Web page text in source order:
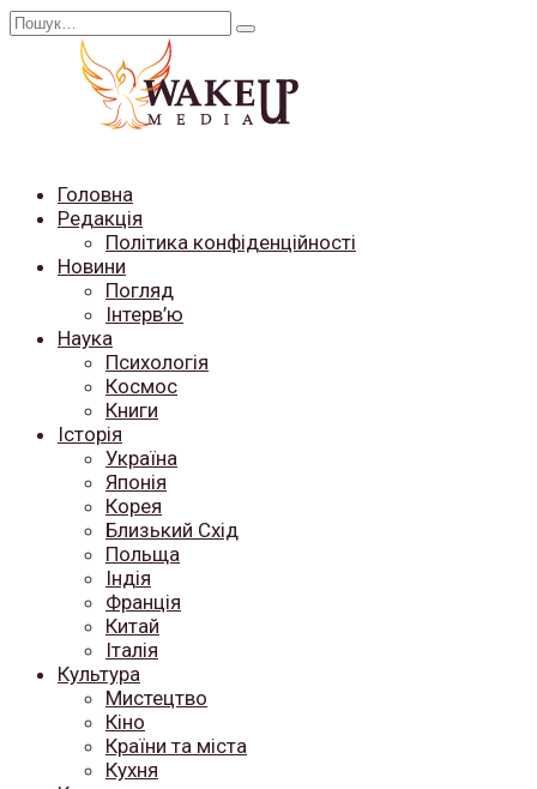
Перейти
Search
Головна
Редакція
Політика конфіденційності
Новини
Погляд
Інтерв’ю
Наука
Психологія
Космос
Книги
Історія
Україна
Японія
Корея
Близький Схід
Польща
Індія
Франція
Китай
Італія
Культура
Мистецтво
Кіно
Країни та міста
Кухня